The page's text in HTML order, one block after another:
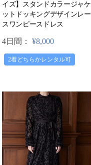
イズ】スタンドカラージャケ
ットドッキングデザインレー
スワンピースドレス
4日間： ¥8,000
2着どちらかレンタル可